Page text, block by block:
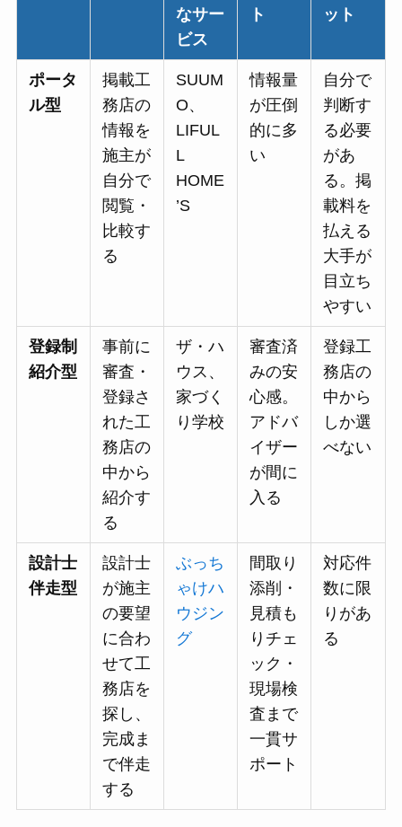
なサー
ビス
ト
ット
ポータ
ル型
掲載工
務店の
情報を
施主が
自分で
閲覧・
比較す
る
SUUM
O、
LIFUL
L
HOME
’S
情報量
が圧倒
的に多
い
自分で
判断す
る必要
があ
る。掲
載料を
払える
大手が
目立ち
やすい
登録制
紹介型
事前に
審査・
登録さ
れた工
務店の
中から
紹介す
る
ザ・ハ
ウス、
家づく
り学校
審査済
みの安
心感。
アドバ
イザー
が間に
入る
登録工
務店の
中から
しか選
べない
設計士
伴走型
設計士
が施主
の要望
に合わ
せて工
務店を
探し、
完成ま
で伴走
する
ぶっち
ゃけハ
ウジン
グ
間取り
添削・
見積も
りチェ
ック・
現場検
査まで
一貫サ
ポート
対応件
数に限
りがあ
る